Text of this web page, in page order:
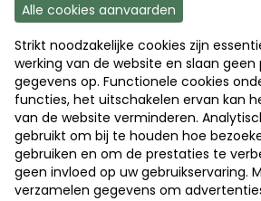
Aanmelden
Disclaimer|
Alle cookies aanvaarden
Strikt noodzakelijke cookies zijn
werking van de website en slaan geen
gegevens op. Functionele cookies
functies, het uitschakelen ervan kan
van de website verminderen.
gebruikt om bij te houden hoe
gebruiken en om de prestaties te
geen invloed op uw gebruikservaring.
verzamelen gegevens om
© 2026 Vlaamse Federatie